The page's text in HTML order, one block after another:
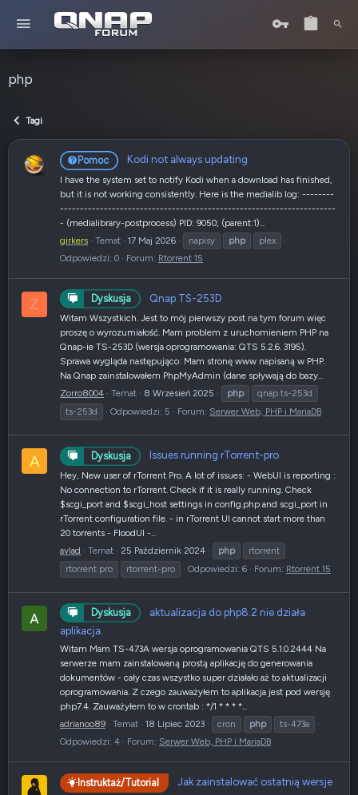
php
Tagi
Pomoc Kodi not always updating
I have the system set to notify Kodi when a download has finished,
but it is not working consistently. Here is the medialib log: --------
---------------------------------------------------------------------
- (medialibrary-postprocess) PID: 9050; (parent:1)...
girkers
Temat 17 Maj 2026 napisy php
plex
Odpowiedzi: 0
Forum: Rtorrent 15
Z Dyskusja Qnap TS-253D
Witam Wszystkich. Jest to mój pierwszy post na tym forum więc
proszę o wyrozumiałość. Mam problem z uruchomieniem PHP na
Qnap-ie TS-253D (wersja oprogramowania: QTS 5.2.6. 3195).
Sprawa wygląda następująco: Mam stronę www napisaną w PHP.
Na Qnap zainstalowałem PhpMyAdmin (dane spływają do bazy...
Zorro8004
Temat 8 Wrzesień 2025 php
qnap ts-253d
ts-253d
Odpowiedzi: 5 Forum: Serwer Web, PHP i MariaDB
A Dyskusja Issues running rTorrent-pro
Hey, New user of rTorrent Pro. A lot of issues: - WebUI is reporting :
No connection to rTorrent. Check if it is really running. Check
$scgi_port and $scgi_host settings in config.php and scgi_port in
rTorrent configuration file. - in rTorrent UI cannot start more than
20 torrents - FloodUI -...
avlad
Temat 25 Październik 2024 php
rtorrent
rtorrent pro
rtorrent-pro Odpowiedzi: 6 Forum: Rtorrent 15
Dyskusja
aktualizacja do php8.2 nie działa
aplikacja.
Witam Mam TS-473A wersja oprogramowania QTS 5.1.0.2444 Na
serwerze mam zainstalowaną prostą aplikację do generowania
dokumentów - cały czas wszystko super działało aż to aktualizacji
oprogramowania. Z czego zauważyłem to aplikacja jest pod wersję
php7.4. Zauważyłem to w crontab : */1 * * * *...
adrianoo89
Temat 18 Lipiec 2023 cron php
ts-473a
Odpowiedzi: 4
Forum: Serwer Web, PHP i MariaDB
Instruktaż/Tutorial
Jak zainstalować ostatnią wersje